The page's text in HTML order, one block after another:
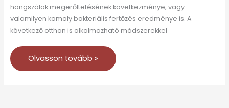
hangszálak megerőltetésének következménye, vagy
valamilyen komoly bakteriális fertőzés eredménye is. A
következő otthon is alkalmazható módszerekkel
Olvasson tovább »